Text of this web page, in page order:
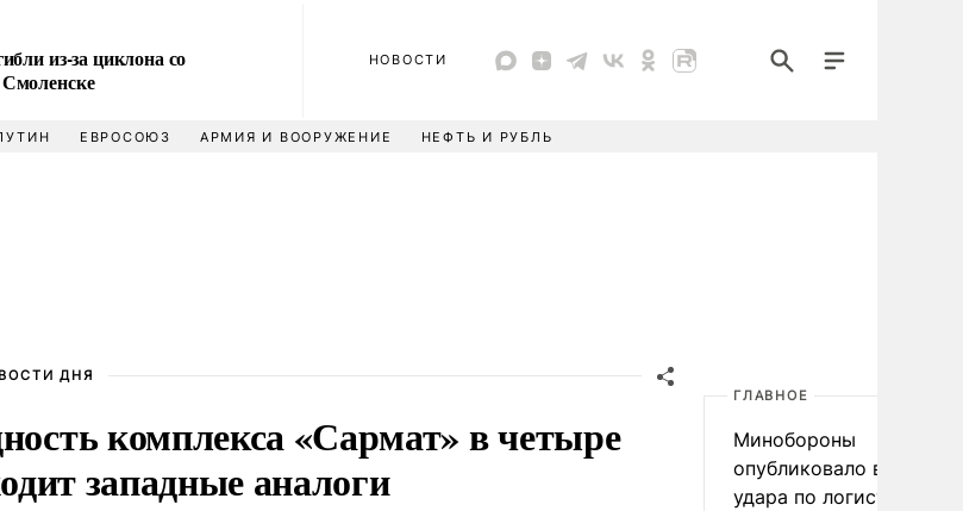
из-за циклона со
НОВОСТИ
ЕВРОСОЮЗ АРМИЯ И ВООРУЖЕНИЕ НЕФТЬ И РУБЛЬ
ДНЯ
комплекса «Сармат» в четыре
западные аналоги
ГЛАВНОЕ
Минобороны
опубликовало видео
удара по